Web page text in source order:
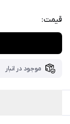
دریافت
کدرهگیریسفارش
۴۸ساعت
قیمت:
موجود در انبار